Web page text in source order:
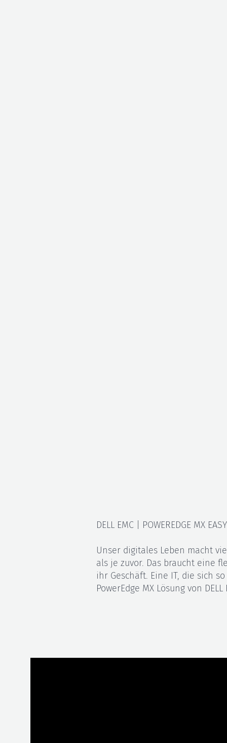
DELL EMC | POWEREDGE MX
Unser digitales Leben macht
als je zuvor. Das braucht eine
ihr Geschäft. Eine IT, die sich
PowerEdge MX Lösung von DELL